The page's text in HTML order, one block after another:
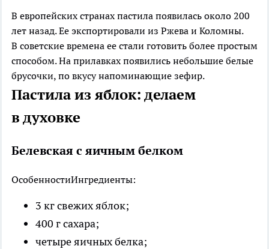
В европейских странах пастила появилась около 200
лет назад. Ее экспортировали из Ржева и Коломны.
В советские времена ее стали готовить более простым
способом. На прилавках появились небольшие белые
брусочки, по вкусу напоминающие зефир.
Пастила из яблок: делаем
в духовке
Белевская с яичным белком
ОсобенностиИнгредиенты:
3 кг свежих яблок;
400 г сахара;
четыре яичных белка;